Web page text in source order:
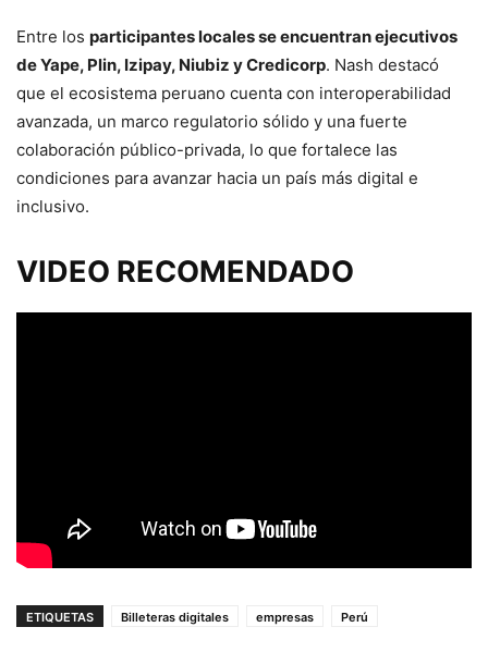
Entre los participantes locales se encuentran ejecutivos
de Yape, Plin, Izipay, Niubiz y Credicorp. Nash destacó
que el ecosistema peruano cuenta con interoperabilidad
avanzada, un marco regulatorio sólido y una fuerte
colaboración público-privada, lo que fortalece las
condiciones para avanzar hacia un país más digital e
inclusivo.
VIDEO RECOMENDADO
ETIQUETAS Billeteras digitales empresas Perú